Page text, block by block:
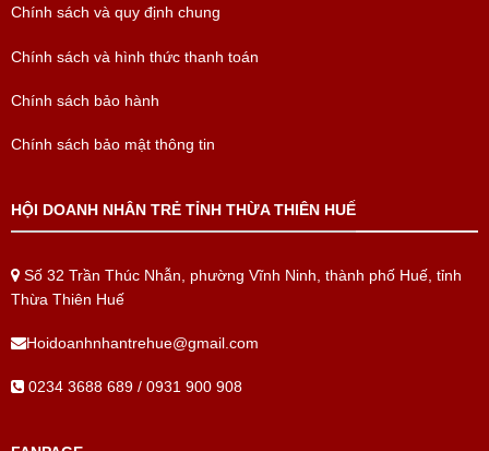
Chính sách và quy định chung
Chính sách và hình thức thanh toán
Chính sách bảo hành
Chính sách bảo mật thông tin
HỘI DOANH NHÂN TRẺ TỈNH THỪA THIÊN HUẾ
Số 32 Trần Thúc Nhẫn, phường Vĩnh Ninh, thành phố Huế, tỉnh
Thừa Thiên Huế
Hoidoanhnhantrehue@gmail.com
0234 3688 689 / 0931 900 908